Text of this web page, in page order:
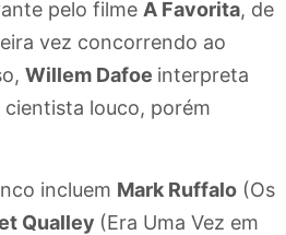
pelo filme A Favorita, de
vez concorrendo ao
Willem Dafoe interpreta
cientista louco, porém
incluem Mark Ruffalo (Os
Qualley (Era Uma Vez em